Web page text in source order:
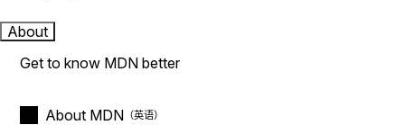
About
Get to know MDN better
About MDN